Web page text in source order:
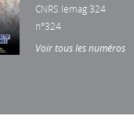
CNRS lemag 324
n°324
Voir tous les numéros